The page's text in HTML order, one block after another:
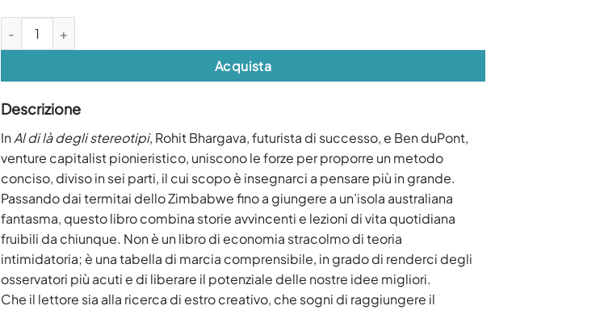
Acquista
Descrizione
InAl di là degli stereotipi, Rohit Bhargava, futurista di successo, e Ben duPont,
venture capitalist pionieristico, uniscono le forze per proporre un metodo
conciso, diviso in sei parti, il cui scopo è insegnarci a pensare più in grande.
Passando dai termitai dello Zimbabwe fino a giungere a un’isola australiana
fantasma, questo libro combina storie avvincenti e lezioni di vita quotidiana
fruibili da chiunque. Non è un libro di economia stracolmo di teoria
intimidatoria; è una tabella di marcia comprensibile, in grado di renderci degli
osservatori più acuti e di liberare il potenziale delle nostre idee migliori.
Che il lettore sia alla ricerca di estro creativo, che sogni di raggiungere il